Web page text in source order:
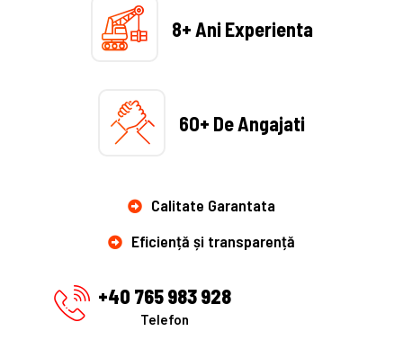
8+ Ani Experienta
60+ De Angajati
Calitate Garantata
Eficiență și transparență
+40 765 983 928
Telefon